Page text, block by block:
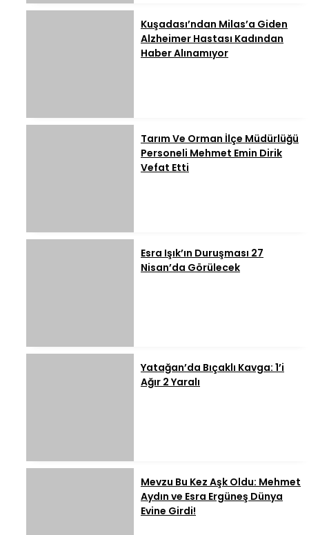
Kuşadası’ndan Milas’a Giden
Alzheimer Hastası Kadından
Haber Alınamıyor
Tarım Ve Orman İlçe Müdürlüğü
Personeli Mehmet Emin Dirik
Vefat Etti
Esra Işık’ın Duruşması 27
Nisan’da Görülecek
Yatağan’da Bıçaklı Kavga: 1’i
Ağır 2 Yaralı
Mevzu Bu Kez Aşk Oldu: Mehmet
Aydın ve Esra Ergüneş Dünya
Evine Girdi!